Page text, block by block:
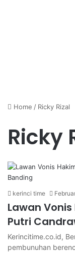
Home / Ricky Rizal
Ricky
kerinci time
Lawan
Putri
Kerincitime.co.id,
pembunuhan